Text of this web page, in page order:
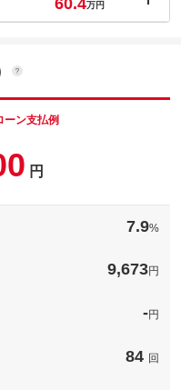
を専用溶剤で保護致します。施工
のクリーニングパックとセットで
なたの好きなナンバーを！詳し
さい。
60.4万円
ーン支払例
円
7.9%
9,673円
-円
84 回